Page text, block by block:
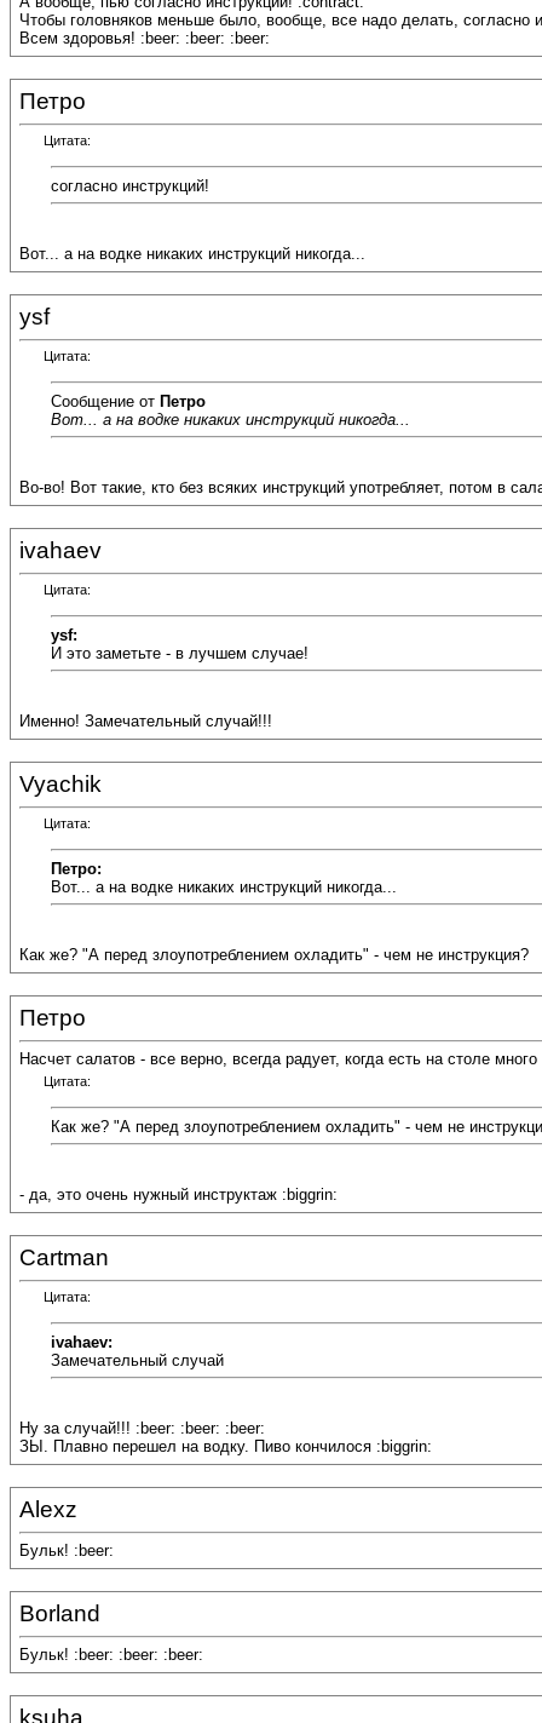
Чтобы головняков меньше было, вообще, все надо делать, согласно
Всем здоровья! :beer: :beer: :beer:
Петро
Цитата:
согласно инструкций!
Вот... а на водке никаких инструкций никогда...
ysf
Цитата:
Сообщение от Петро
Вот... а на водке никаких инструкций никогда...
Во-во! Вот такие, кто без всяких инструкций употребляет, потом в
ivahaev
Цитата:
ysf:
И это заметьте - в лучшем случае!
Именно! Замечательный случай!!!
Vyachik
Цитата:
Петро:
Вот... а на водке никаких инструкций никогда...
Как же? "А перед злоупотреблением охладить" - чем не инструкция?
Петро
Насчет салатов - все верно, всегда радует, когда есть на столе
Цитата:
Как же? "А перед злоупотреблением охладить" - чем не
- да, это очень нужный инструктаж :biggrin:
Cartman
Цитата:
ivahaev:
Замечательный случай
Ну за случай!!! :beer: :beer: :beer:
ЗЫ. Плавно перешел на водку. Пиво кончилося :biggrin:
Alexz
Бульк! :beer:
Borland
Бульк! :beer: :beer: :beer:
ksuha